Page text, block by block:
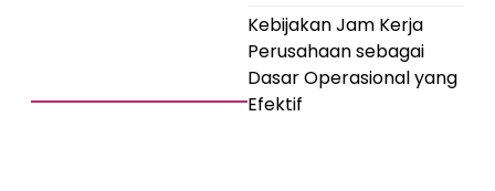
Kebijakan Jam Kerja
Perusahaan sebagai
Dasar Operasional yang
Efektif